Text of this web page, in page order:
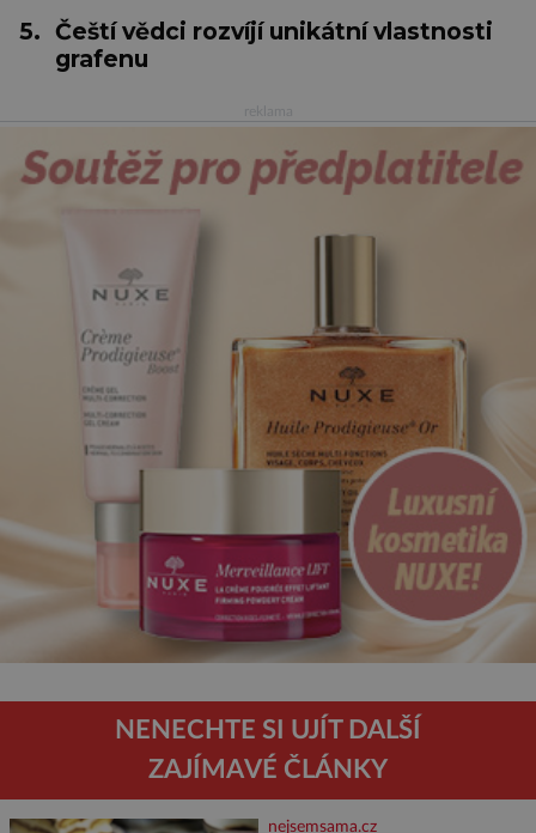
5. Čeští vědci rozvíjí unikátní vlastnosti
grafenu
NENECHTE SI UJÍT DALŠÍ
ZAJÍMAVÉ ČLÁNKY
nejsemsama.cz